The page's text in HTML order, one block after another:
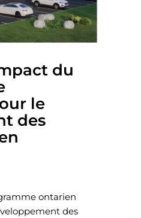
du
le
des
ontarien
des